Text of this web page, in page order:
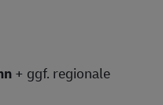
+ ggf. regionale